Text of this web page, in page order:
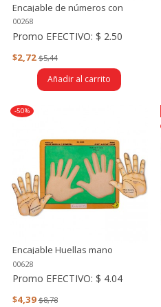
Encajable de números con
pines del 1 al 20
00268
Promo EFECTIVO: $ 2.50
$2,72$5,44
Añadir al carrito
-50%
Encajable Huellas mano
derecha e izquierda
00628
Promo EFECTIVO: $ 4.04
$4,39$8,78